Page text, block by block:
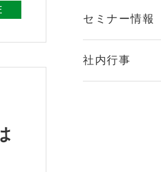
セミナー情報
社内行事